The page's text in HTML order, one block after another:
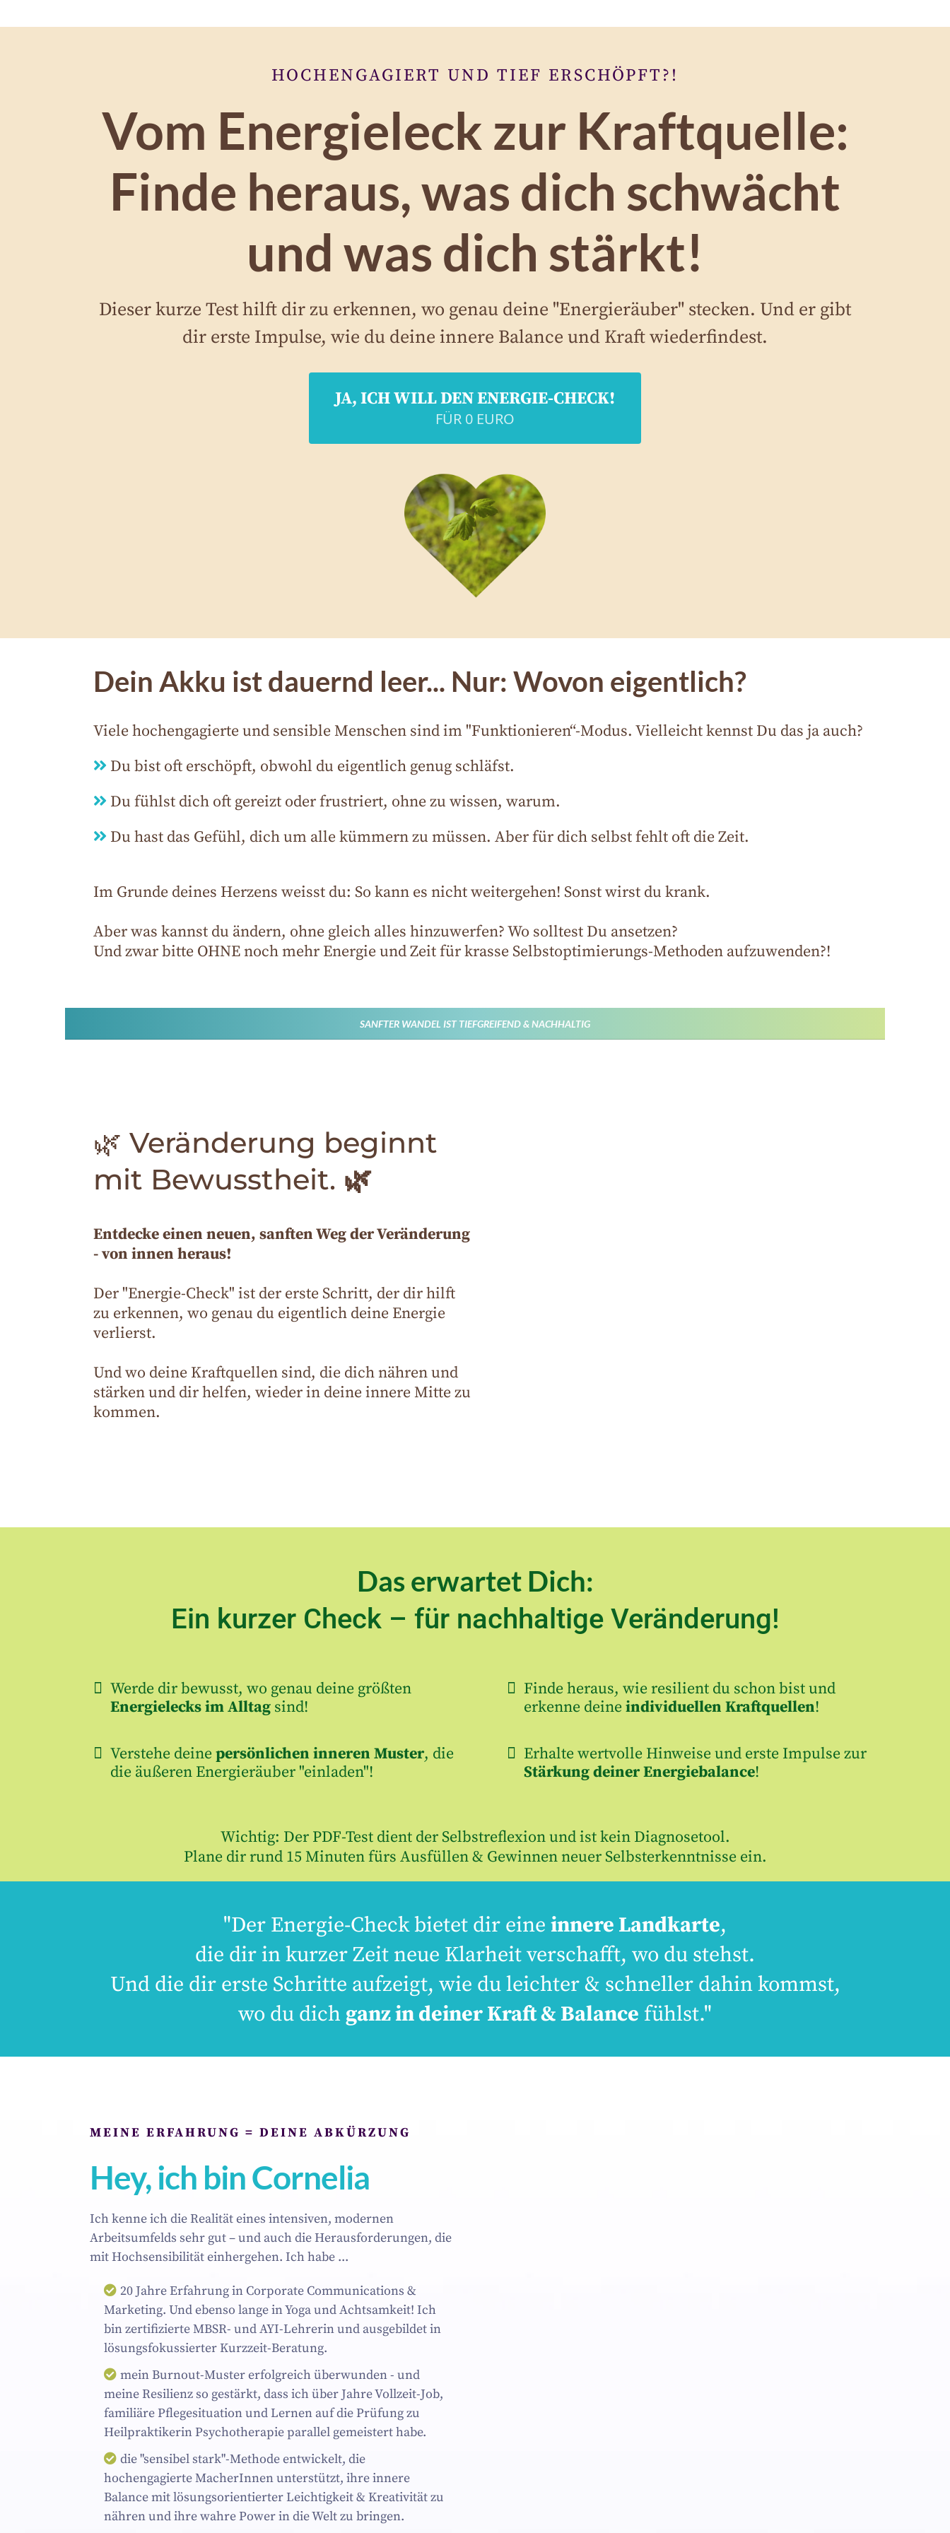
HOCHENGAGIERT UND TIEF ERSCHÖPFT?!
Vom Energieleck zur Kraftquelle:
Finde heraus, was dich schwächt
und was dich stärkt!
Dieser kurze Test hilft dir zu erkennen, wo genau deine "Energieräuber" stecken. Und er gibt
dir erste Impulse, wie du deine innere Balance und Kraft wiederfindest.
JA, ICH WILL DEN ENERGIE-CHECK!
FÜR 0 EURO
Dein Akku ist dauernd leer... Nur: Wovon eigentlich?
Viele hochengagierte und sensible Menschen sind im "Funktionieren“-Modus. Vielleicht kennst Du das ja auch?
Du bist oft erschöpft, obwohl du eigentlich genug schläfst.
Du fühlst dich oft gereizt oder frustriert, ohne zu wissen, warum.
Du hast das Gefühl, dich um alle kümmern zu müssen. Aber für dich selbst fehlt oft die Zeit.
Im Grunde deines Herzens weisst du: So kann es nicht weitergehen! Sonst wirst du krank.
Aber was kannst du ändern, ohne gleich alles hinzuwerfen? Wo solltest Du ansetzen?
Und zwar bitte OHNE noch mehr Energie und Zeit für krasse Selbstoptimierungs-Methoden aufzuwenden?!
SANFTER WANDEL IST TIEFGREIFEND & NACHHALTIG
🌿 Veränderung beginnt
mit Bewusstheit. 🌿
Entdecke einen neuen, sanften Weg der Veränderung
- von innen heraus!
Der "Energie-Check" ist der erste Schritt, der dir hilft
zu erkennen, wo genau du eigentlich deine Energie
verlierst.
Und wo deine Kraftquellen sind, die dich nähren und
stärken und dir helfen, wieder in deine innere Mitte zu
kommen.
Das erwartet Dich:
Ein kurzer Check – für nachhaltige Veränderung!
Werde dir bewusst, wo genau deine größten
Energielecks im Alltag sind!
Verstehe deinepersönlichen inneren Muster, die
die äußeren Energieräuber "einladen"!
Finde heraus, wie resilient du schon bist und
erkenne deineindividuellen Kraftquellen!
Erhalte wertvolle Hinweise und erste Impulse zur
Stärkung deiner Energiebalance!
Wichtig: Der PDF-Test dient der Selbstreflexion und ist kein Diagnosetool.
Plane dir rund 15 Minuten fürs Ausfüllen & Gewinnen neuer Selbsterkenntnisse ein.
"Der Energie-Check bietet dir eine innere Landkarte,
die dir in kurzer Zeit neue Klarheit verschafft, wo du stehst.
Und die dir erste Schritte aufzeigt, wie du leichter & schneller dahin kommst,
wo du dich ganz in deiner Kraft & Balance fühlst."
MEINE ERFAHRUNG = DEINE ABKÜRZUNG
Hey, ich bin Cornelia
Ich kenne ich die Realität eines intensiven, modernen
Arbeitsumfelds sehr gut – und auch die Herausforderungen, die
mit Hochsensibilität einhergehen. Ich habe ...
20 Jahre Erfahrung in Corporate Communications &
Marketing. Und ebenso lange in Yoga und Achtsamkeit! Ich
bin zertifizierte MBSR- und AYI-Lehrerin und ausgebildet in
lösungsfokussierter Kurzzeit-Beratung.
mein Burnout-Muster erfolgreich überwunden - und
meine Resilienz so gestärkt, dass ich über Jahre Vollzeit-Job,
familiäre Pflegesituation und Lernen auf die Prüfung zu
Heilpraktikerin Psychotherapie parallel gemeistert habe.
die "sensibel stark"-Methode entwickelt, die
hochengagierte MacherInnen unterstützt, ihre innere
Balance mit lösungsorientierter Leichtigkeit & Kreativität zu
nähren und ihre wahre Power in die Welt zu bringen.